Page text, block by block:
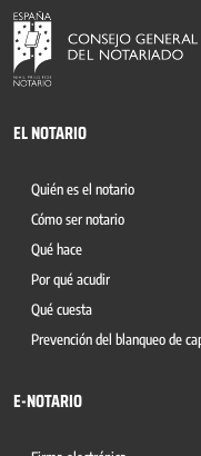
EL NOTARIO
Quién es el notario
Cómo ser notario
Qué hace
Por qué acudir
Qué cuesta
Prevención del blanqueo de
E-NOTARIO